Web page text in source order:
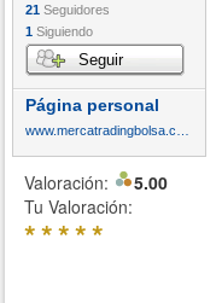
21 Seguidores
1 Siguiendo
Seguir
Página personal
Valoración:
5.00
Tu Valoración:
*****